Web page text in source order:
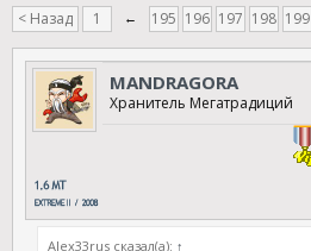
< Назад 1 ← 195 196 197 198 199
MANDRAGORA
Хранитель Мегатрадиций
Аlex33rus сказал(а): ↑